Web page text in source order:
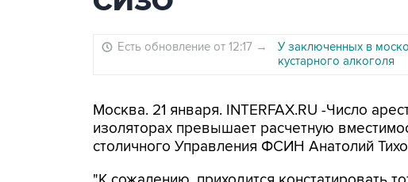
Есть обновление от 12:17 →
У заключенных в
кустарного алкоголя
Москва. 21 января. INTERFAX.RU -Число
изоляторах превышает расчетную
столичного Управления ФСИН Анатолий